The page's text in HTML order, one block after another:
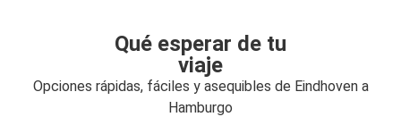
Qué esperar de tu
viaje
Opciones rápidas, fáciles y asequibles de Eindhoven a
Hamburgo